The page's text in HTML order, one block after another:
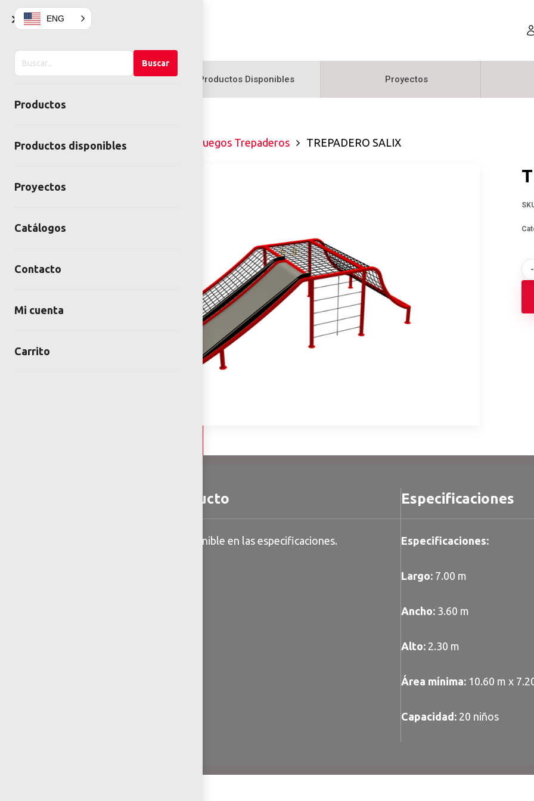
Productos Productos Disponibles Proyectos
Home Juegos infantiles Juegos Trepaderos TREPADERO SALIX
Detalles del producto
Información general disponible en las especificaciones.
Especificaciones
Especificaciones:
Largo:7.00 m
Ancho:3.60 m
Alto:2.30 m
Área mínima: 10.60 m x
Capacidad:20 niños
×
Buscar
en
Buscar
Productos
Productos disponibles
Proyectos
Catálogos
Contacto
Mi cuenta
Carrito
ENG